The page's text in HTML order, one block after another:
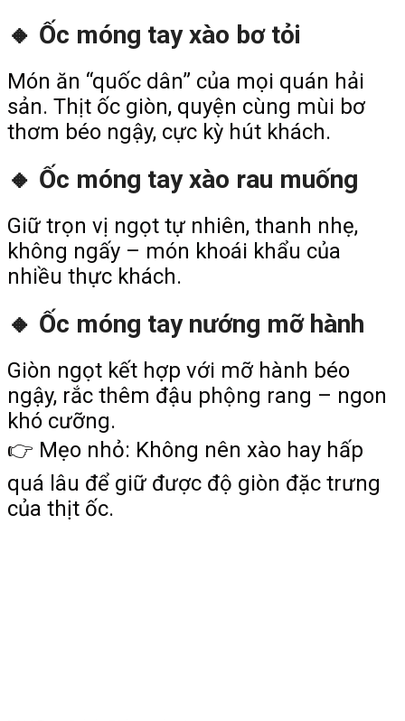
🔸 Ốc móng tay xào bơ tỏi
Món ăn “quốc dân” của mọi quán hải
sản. Thịt ốc giòn, quyện cùng mùi bơ
thơm béo ngậy, cực kỳ hút khách.
🔸 Ốc móng tay xào rau muống
Giữ trọn vị ngọt tự nhiên, thanh nhẹ,
không ngấy – món khoái khẩu của
nhiều thực khách.
🔸 Ốc móng tay nướng mỡ hành
Giòn ngọt kết hợp với mỡ hành béo
ngậy, rắc thêm đậu phộng rang – ngon
khó cưỡng.
👉 Mẹo nhỏ: Không nên xào hay hấp
quá lâu để giữ được độ giòn đặc trưng
của thịt ốc.